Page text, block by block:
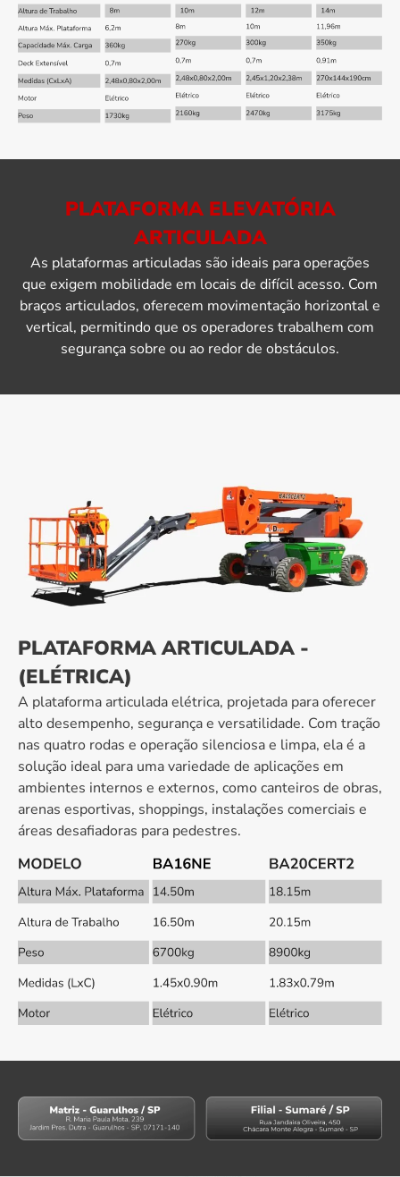
PLATAFORMA ELEVATÓRIA
ARTICULADA
As plataformas articuladas são ideais para operações
que exigem mobilidade em locais de difícil acesso. Com
braços articulados, oferecem movimentação horizontal e
vertical, permitindo que os operadores trabalhem com
segurança sobre ou ao redor de obstáculos.
PLATAFORMA ARTICULADA -
(ELÉTRICA)
A plataforma articulada elétrica, projetada para oferecer
alto desempenho, segurança e versatilidade. Com tração
nas quatro rodas e operação silenciosa e limpa, ela é a
solução ideal para uma variedade de aplicações em
ambientes internos e externos, como canteiros de obras,
arenas esportivas, shoppings, instalações comerciais e
áreas desafiadoras para pedestres.